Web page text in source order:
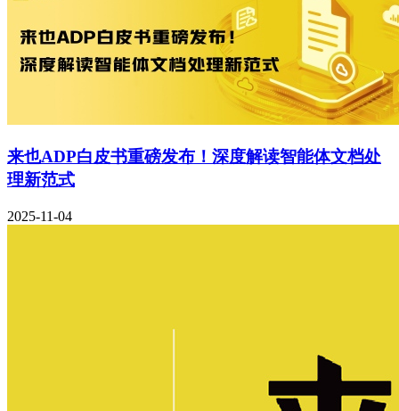
来也ADP白皮书重磅发布！深度解读智能体文档处
理新范式
2025-11-04